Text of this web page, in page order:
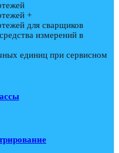
+
для сварщиков
измерений в
единиц при сервисном